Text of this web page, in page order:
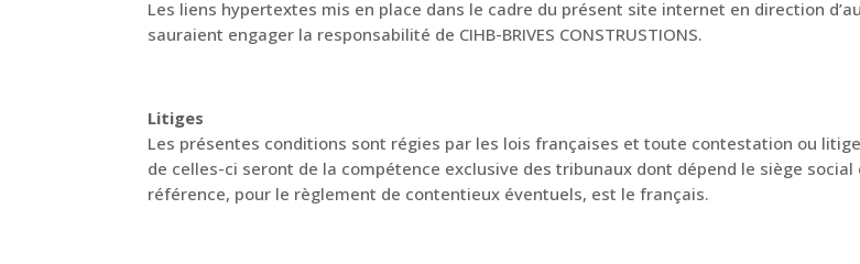
Les liens hypertextes mis en place dans le cadre du présent site internet en direction
sauraient engager la responsabilité de CIHB-BRIVES CONSTRUSTIONS.
Litiges
Les présentes conditions sont régies par les lois françaises et toute contestation ou
de celles-ci seront de la compétence exclusive des tribunaux dont dépend le siège social
référence, pour le règlement de contentieux éventuels, est le français.